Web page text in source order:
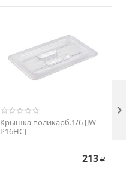
Крышка поликарб.1/6 [JW-
P16HC]
213 Р
